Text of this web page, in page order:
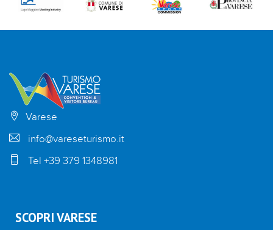
Varese
info@vareseturismo.it
Tel +39 379 1348981
SCOPRI VARESE